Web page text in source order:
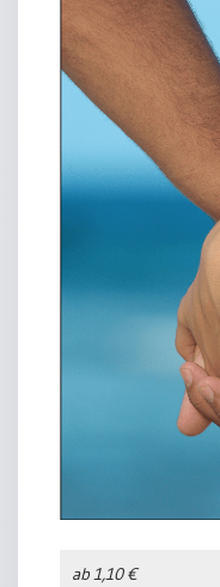
ab 1,10 €